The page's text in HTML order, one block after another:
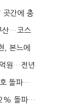
간에 충
산…코스
, 본느에
원…전년
돌파…
2% 돌파…